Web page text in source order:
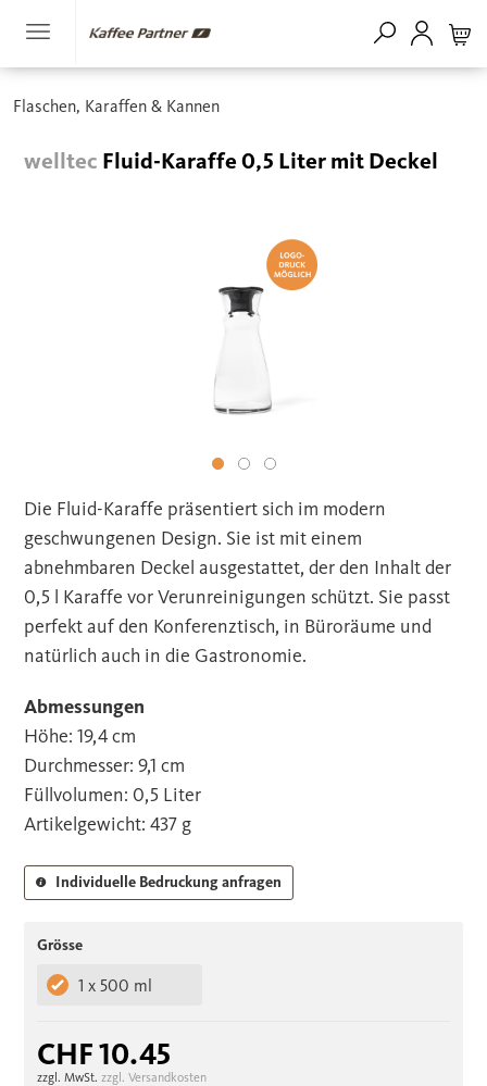
Flaschen, Karaffen & Kannen
welltec Fluid-Karaffe 0,5 Liter mit Deckel
Die Fluid-Karaffe präsentiert sich im modern
geschwungenen Design. Sie ist mit einem
abnehmbaren Deckel ausgestattet, der den Inhalt der
0,5 l Karaffe vor Verunreinigungen schützt. Sie passt
perfekt auf den Konferenztisch, in Büroräume und
natürlich auch in die Gastronomie.
Abmessungen
Höhe: 19,4 cm
Durchmesser: 9,1 cm
Füllvolumen: 0,5 Liter
Artikelgewicht: 437 g
Individuelle Bedruckung anfragen
Grösse
1 x 500 ml
CHF 10.45
zzgl. MwSt. zzgl. Versandkosten